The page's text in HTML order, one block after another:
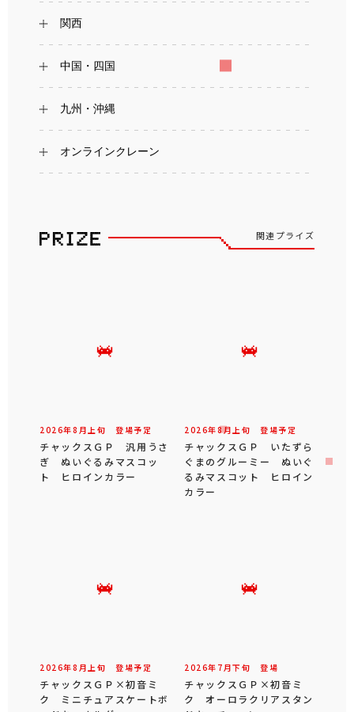
関西
中国・四国
九州・沖縄
オンラインクレーン
関連プライズ
2026年8 月 上旬 登場予定
チャックスＧＰ 汎用うさ
ぎ ぬいぐるみマスコッ
ト ヒロインカラー
2026年8月 上旬 登場予定
チャックスＧＰ いたずら
ぐまのグルーミー ぬいぐ
るみマスコット ヒロイン
カラー
2026年8 月 上旬 登場予定
チャックスＧＰ×初音ミ
ク ミニチュアスケートボ
2026年 7 月下旬 登場
チャックスＧＰ×初音ミ
ク オーロラクリアスタン